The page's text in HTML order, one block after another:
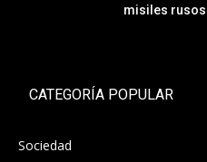
misiles rusos
CATEGORÍA POPULAR
Sociedad